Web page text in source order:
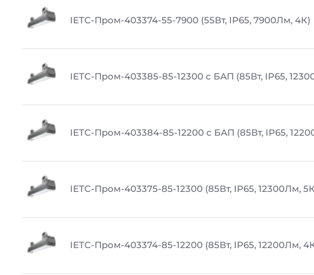
IETC-Пром-403374-55-7900 (55Вт, IP65, 7900Лм, 4К)
IETC-Пром-403385-85-12300 с БАП (85Вт, IP65,
IETC-Пром-403384-85-12200 с БАП (85Вт, IP65,
IETC-Пром-403375-85-12300 (85Вт, IP65, 12300Лм,
IETC-Пром-403374-85-12200 (85Вт, IP65, 12200Лм,